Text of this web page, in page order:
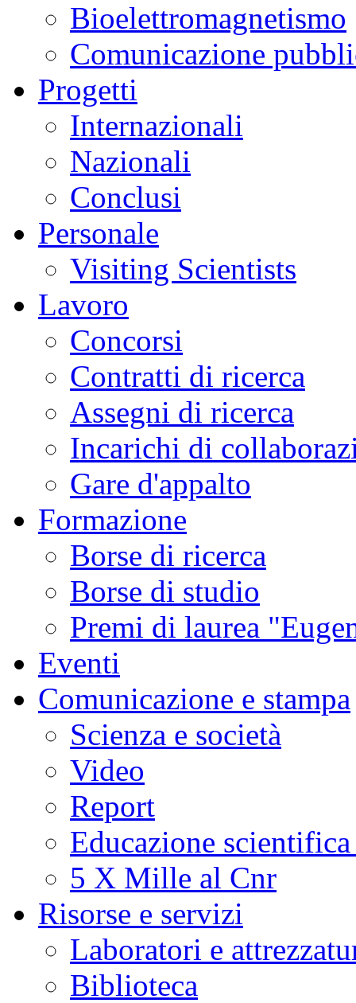
Bioelettromagnetismo
Comunicazione
Progetti
Internazionali
Nazionali
Conclusi
Personale
Visiting Scientists
Lavoro
Concorsi
Contratti di ricerca
Assegni di ricerca
Incarichi di
Gare d'appalto
Formazione
Borse di ricerca
Borse di studio
Premi di laurea
Eventi
Comunicazione e stampa
Scienza e società
Video
Report
Educazione
5 X Mille al Cnr
Risorse e servizi
Laboratori e
Biblioteca